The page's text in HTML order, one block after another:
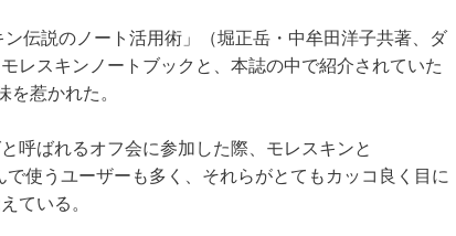
伝説のノート活用術」（堀正岳・中牟田洋子共著、ダ
レスキンノートブックと、本誌の中で紹介されていた
を惹かれた。
呼ばれるオフ会に参加した際、モレスキンと
使うユーザーも多く、それらがとてもカッコ良く目に
ている。